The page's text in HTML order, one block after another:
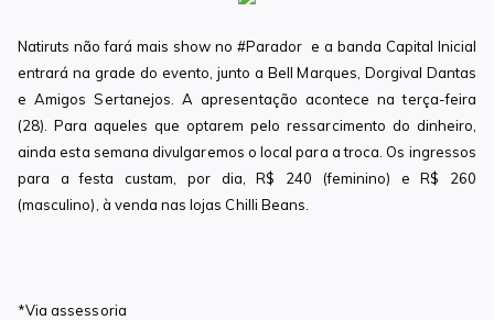
Natiruts não fará mais show no #Parador e a banda Capital Inicial
entrará na grade do evento, junto a Bell Marques, Dorgival Dantas
e Amigos Sertanejos. A apresentação acontece na terça-feira
(28). Para aqueles que optarem pelo ressarcimento do dinheiro,
ainda esta semana divulgaremos o local para a troca. Os ingressos
para a festa custam, por dia, R$ 240 (feminino) e R$ 260
(masculino), à venda nas lojas Chilli Beans.
*Via assessoria